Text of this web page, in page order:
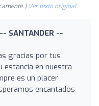
| Ver texto original
SANTANDER --
gracias por tus
estancia en nuestra
es un placer
encantados